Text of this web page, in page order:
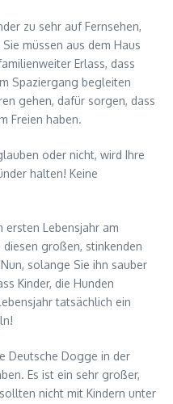
zu sehr auf Fernsehen,
müssen aus dem Haus
Erlass, dass
Spaziergang begleiten
gehen, dafür sorgen, dass
Freien haben.
oder nicht, wird Ihre
halten! Keine
ersten Lebensjahr am
großen, stinkenden
solange Sie ihn sauber
Kinder, die Hunden
tatsächlich ein
Deutsche Dogge in der
Es ist ein sehr großer,
nicht mit Kindern unter